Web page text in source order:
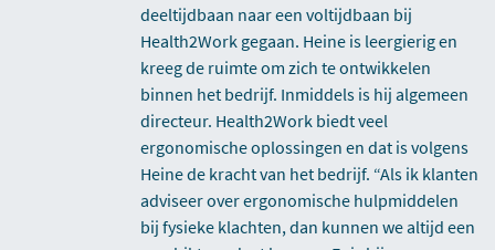
deeltijdbaan naar een voltijdbaan bij
Health2Work gegaan. Heine is leergierig en
kreeg de ruimte om zich te ontwikkelen
binnen het bedrijf. Inmiddels is hij algemeen
directeur. Health2Work biedt veel
ergonomische oplossingen en dat is volgens
Heine de kracht van het bedrijf. “Als ik klanten
adviseer over ergonomische hulpmiddelen
bij fysieke klachten, dan kunnen we altijd een